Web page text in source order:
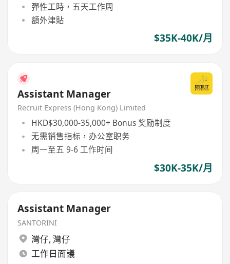
彈性工時，五天工作周
額外津貼
$35K-40K/月
Assistant Manager
Recruit Express (Hong Kong) Limited
HKD$30,000-35,000+ Bonus 奖励制度
无需销售指标，办公室职务
周一至五 9-6 工作时间
$30K-35K/月
Assistant Manager
SANTORINI
灣仔, 灣仔
工作日面議